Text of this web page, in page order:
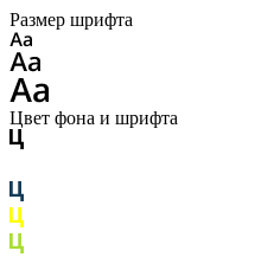
Размер шрифта
Цвет фона и шрифта